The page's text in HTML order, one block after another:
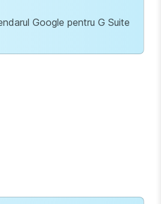
Google pentru G Suite